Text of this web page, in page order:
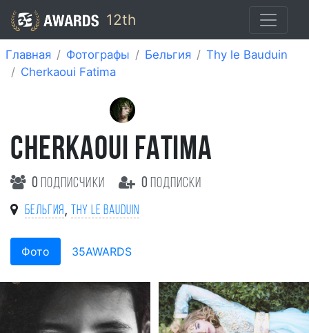
12th
Главная Фотографы Бельгия
Thy le Bauduin
Cherkaoui Fatima
CHERKAOUI FATIMA
0 подписчики 0 подписки
Бельгия , Thy le Bauduin
Фото 35AWARDS